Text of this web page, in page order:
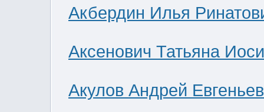
Акбердин Илья
Аксенович Татьяна
Акулов Андрей